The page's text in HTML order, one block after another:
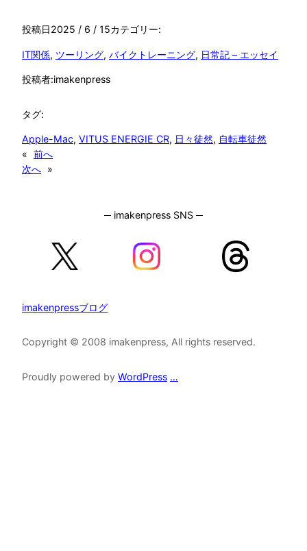
投稿日2025 / 6 / 15カテゴリー:
IT関係, ツーリング, バイクトレーニング, 日常記 – エッセイ
投稿者:imakenpress
タグ:
Apple-Mac, VITUS ENERGIE CR, 日々徒然, 自転車徒然
« 前へ
次へ »
─ imakenpress SNS ─
imakenpressブログ
Copyright © 2008 imakenpress, All rights reserved.
Proudly powered by WordPress …